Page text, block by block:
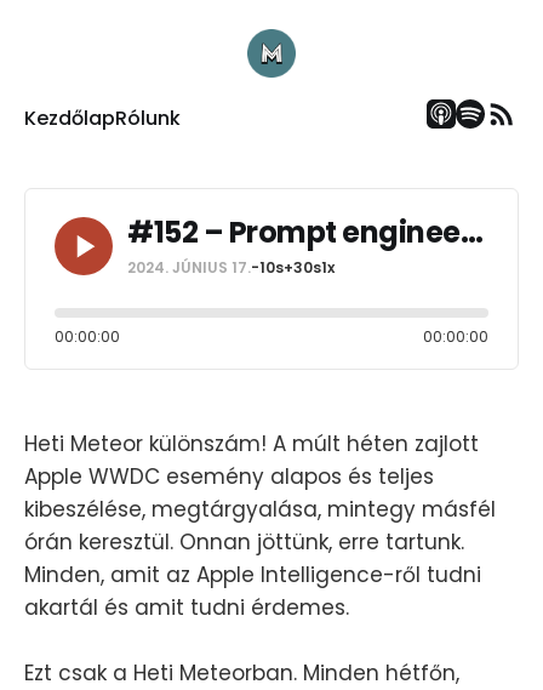
KezdőlapRólunk
#152 – Prompt engineering dzsoké
2024. JÚNIUS 17.-10s+30s1x
00:00:00 00:00:00
Heti Meteor különszám! A múlt héten zajlott
Apple WWDC esemény alapos és teljes
kibeszélése, megtárgyalása, mintegy másfél
órán keresztül. Onnan jöttünk, erre tartunk.
Minden, amit az Apple Intelligence-ről tudni
akartál és amit tudni érdemes.
Ezt csak a Heti Meteorban. Minden hétfőn,